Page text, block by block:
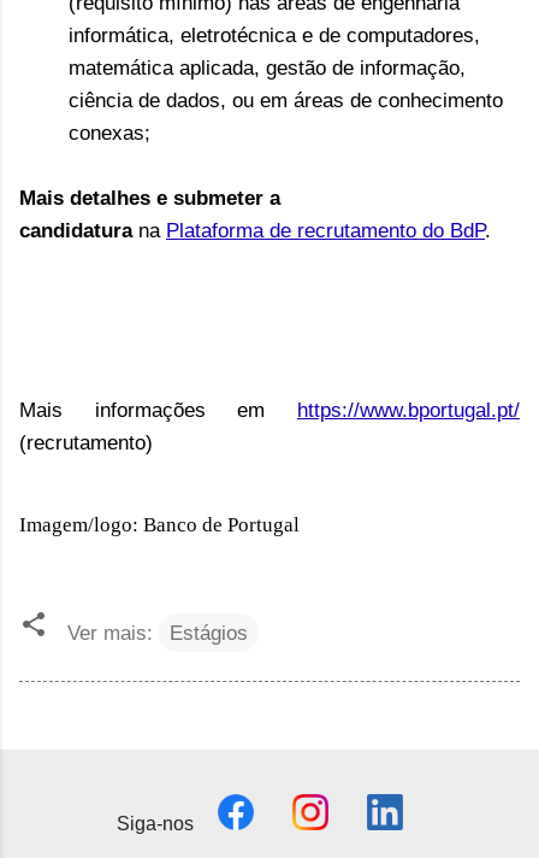
informática, eletrotécnica e de computadores,
matemática aplicada, gestão de informação,
ciência de dados, ou em áreas de conhecimento
conexas;
Mais detalhes e submeter a
candidaturana Plataforma de recrutamento do BdP.
Mais informações em https://www.bportugal.pt/
(recrutamento)
Imagem/logo: Banco de Portugal
Ver mais: Estágios
Siga-nos